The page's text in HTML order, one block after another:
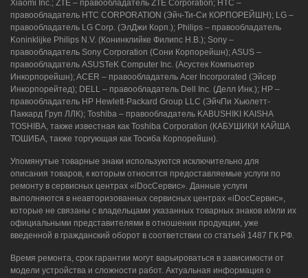
Xiaomi Inc.; ZTE – правообладатель ZTE Corporation; HTC –
правообладатель HTC CORPORATION (Эйч-Ти-Си КОРПОРЕЙШН); LG –
правообладатель LG Corp. (ЭлДжи Корп.); Philips – правообладатель
Koninklijke Philips N.V. (Конинклийке Филипс Н.В.); Sony –
правообладатель Sony Corporation (Сони Корпорейшн); ASUS –
правообладатель ASUSTeK Computer Inc. (Асустек Компьютер
Инкорпорейшн); ACER – правообладатель Acer Incorporated (Эйсер
Инкорпорейтед); DELL – правообладатель Dell Inc. (Делл Инк.); HP –
правообладатель HP Hewlett-Packard Group LLC (ЭйчПи Хьюлетт-
Паккард Груп ЛЛК); Toshiba – правообладатель KABUSHIKI KAISHA
TOSHIBA, также известная как Toshiba Corporation (КАБУШИКИ КАЙША
ТОШИБА, также торгующая как Тосиба Корпорейшн).
Упомянутые товарные знаки используются исключительно для
описания товаров, к которым относятся предоставляемые услуги по
ремонту в сервисных центрах «iDocСервис». Данные услуги
выполняются в неавторизованных сервисных центрах «iDocСервис»,
которые не связаны с владельцами указанных товарных знаков и/или их
официальными представителями в отношении продукции, уже
введенной в гражданский оборот в соответствии со статьей 1487 ГК РФ.
Время ремонта, срок гарантии могут варьироваться в зависимости от
модели устройства и сложности работ. Актуальная информация о